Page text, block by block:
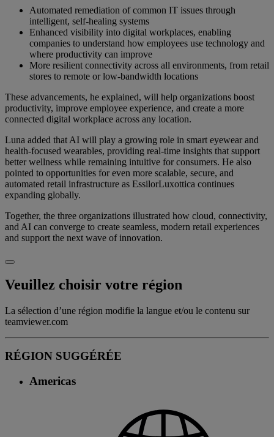
Automated remediation of common IT issues through
intelligent, self-healing systems
Enhanced visibility into digital workplaces, enabling
companies to understand how employees use technology and
where productivity can improve
More resilient connectivity across all environments, from retail
stores to remote or low-bandwidth locations
These advancements, he explained, will help organizations boost
productivity, improve employee experience, and create a more
connected digital workplace across any location.
Luna added that AI will play a growing role in smart eyewear and
health-focused wearables, providing real-time insights that support
better wellness while remaining intuitive for consumers. He also
pointed to opportunities for even more scalable, secure, and
automated retail infrastructure as EssilorLuxottica continues
expanding globally.
Together, the three organizations illustrated how cloud, connectivity,
and AI can converge to create seamless, modern retail experiences
and support the next wave of innovation.
Veuillez choisir votre région
La sélection d’une région modifie la langue et/ou le contenu sur
teamviewer.com
RÉGION SUGGÉRÉE
Americas